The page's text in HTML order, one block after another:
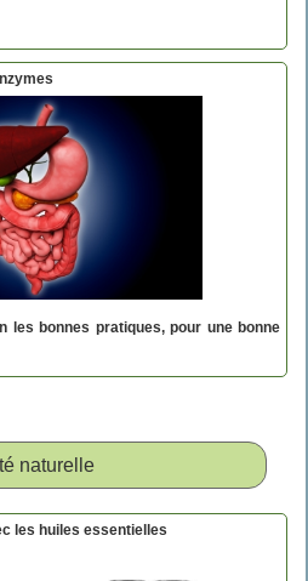
les bonnes pratiques, pour une bonne
naturelle
les huiles essentielles